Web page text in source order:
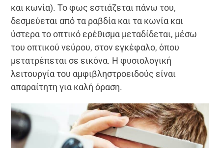
και κωνία). Το φως εστιάζεται πάνω του,
δεσμεύεται από τα ραβδία και τα κωνία και
ύστερα το οπτικό ερέθισμα μεταδίδεται, μέσω
του οπτικού νεύρου, στον εγκέφαλο, όπου
μετατρέπεται σε εικόνα. Η φυσιολογική
λειτουργία του αμφιβληστροειδούς είναι
απαραίτητη για καλή όραση.